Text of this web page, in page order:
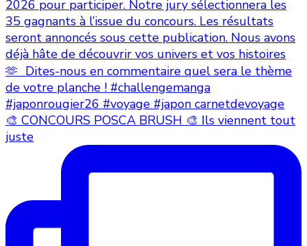
🎨 CONCOURS POSCA BRUSH 🎨 Ils viennent tout
juste